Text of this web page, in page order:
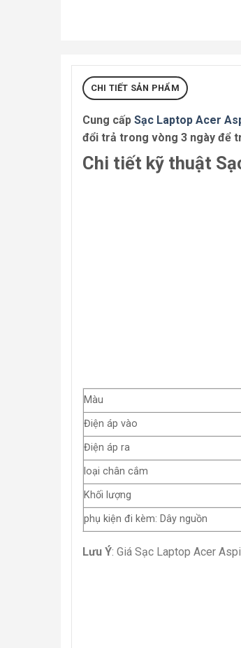
CHI TIẾT SẢN PHẨM
Cung cấp Sạc Laptop Acer
đổi trả trong vòng 3 ngày để
Chi tiết kỹ thuật
Màu
Điện áp vào
Điện áp ra
loại chân cắm
Khối lượng
phụ kiện đi kèm: Dây nguồn
Lưu Ý: Giá Sạc Laptop Acer